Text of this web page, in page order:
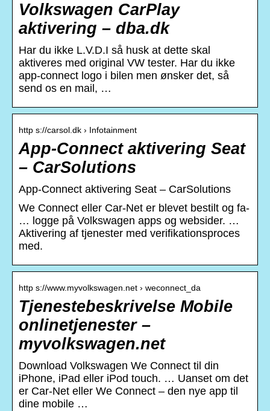
Volkswagen CarPlay
aktivering – dba.dk
Har du ikke L.V.D.I så husk at dette skal
aktiveres med original VW tester. Har du ikke
app-connect logo i bilen men ønsker det, så
send os en mail, …
http s://carsol.dk › Infotainment
App-Connect aktivering Seat
– CarSolutions
App-Connect aktivering Seat – CarSolutions
We Connect eller Car-Net er blevet bestilt og fa-
… logge på Volkswagen apps og websider. …
Aktivering af tjenester med verifikationsproces
med.
http s://www.myvolkswagen.net › weconnect_da
Tjenestebeskrivelse Mobile
onlinetjenester –
myvolkswagen.net
Download Volkswagen We Connect til din
iPhone, iPad eller iPod touch. … Uanset om det
er Car-Net eller We Connect – den nye app til
dine mobile …